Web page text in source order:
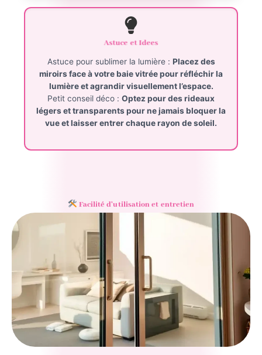
Astuce et Idees
Astuce pour sublimer la lumière : Placez des
miroirs face à votre baie vitrée pour réfléchir la
lumière et agrandir visuellement l’espace.
Petit conseil déco : Optez pour des rideaux
légers et transparents pour ne jamais bloquer la
vue et laisser entrer chaque rayon de soleil.
Facilité d’utilisation et entretien